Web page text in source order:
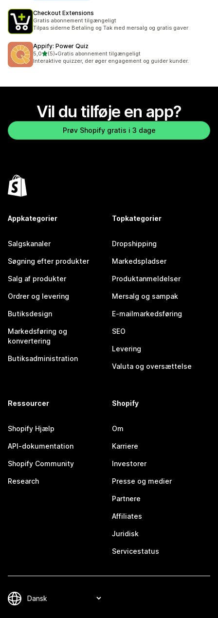
Checkout Extensions
Gratis abonnement tilgængeligt
Tilpas siderne Betaling og Tak med mersalg og gratis gaver
Appify: Power Quiz
5,0ud af 5 stjerner
(5)
5 anmeldelser i alt
•Gratis abonnement tilgængeligt
Interaktive quizzer, der øger engagement og guider kunder.
Vil du tilføje en app?
Prøv Shopify gratis i 3 dage
Appkategorier
Salgskanaler
Søgning efter produkter
Salg af produkter
Ordrer og levering
Butiksdesign
Markedsføring og
konvertering
Butiksadministration
Topkategorier
Dropshipping
Markedspladser
Produktanmeldelser
Mersalg og sampak
E-mailmarkedsføring
SEO
Levering
Valuta og oversættelse
Ressourcer
Shopify Hjælp
API-dokumentation
Shopify Community
Research
Shopify
Om
Karriere
Investorer
Presse og medier
Partnere
Affiliates
Juridisk
Servicestatus